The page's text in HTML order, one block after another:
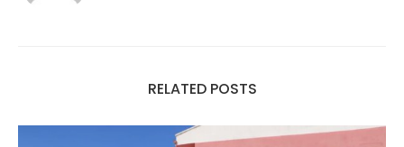
RELATED POSTS